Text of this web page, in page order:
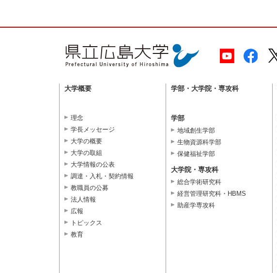
大学概要
理念
学長メッセージ
大学の概要
大学の取組
大学情報の公表
調達・入札・契約情報
教職員の公募
法人情報
広報
トピックス
教育
学部・大学院・専攻科
学部
地域創生学部
生物資源科学部
保健福祉学部
大学院・専攻科
総合学術研究科
経営管理研究科・HBMS
助産学専攻科